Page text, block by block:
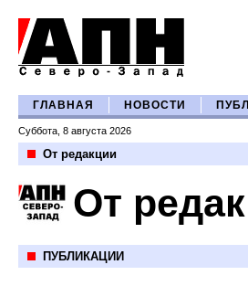
ГЛАВНАЯ НОВОСТИ
Суббота, 8 августа 2026
От редакции
От
ПУБЛИКАЦИИ